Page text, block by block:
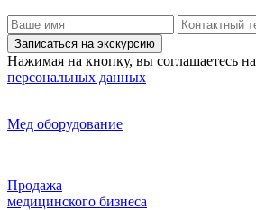
Записаться на экскурсию
Нажимая на кнопку, вы соглашаетесь на
персональных данных
Мед оборудование
Продажа
медицинского бизнеса